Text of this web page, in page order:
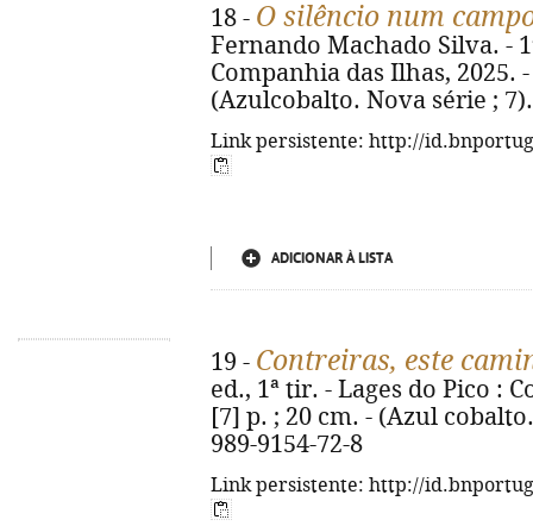
18 - O silêncio num
Fernando Machado Silva. -
Companhia das Ilhas, 2025.
(Azulcobalto. Nova série ; 7).
Link persistente: http://
ADICIONAR À LISTA
19 - Contreiras, este
ed., 1ª tir. - Lages do Pico :
[7] p. ; 20 cm. - (Azul
989-9154-72-8
Link persistente: http://